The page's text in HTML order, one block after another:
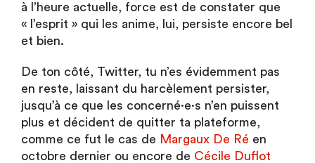
à l’heure actuelle, force est de constater que
« l’esprit » qui les anime, lui, persiste encore bel
et bien.
De ton côté, Twitter, tu n’es évidemment pas
en reste, laissant du harcèlement persister,
jusqu’à ce que les concerné·e·s n’en puissent
plus et décident de quitter ta plateforme,
comme ce fut le cas de Margaux De Ré en
octobre dernier ou encore de Cécile Duflot